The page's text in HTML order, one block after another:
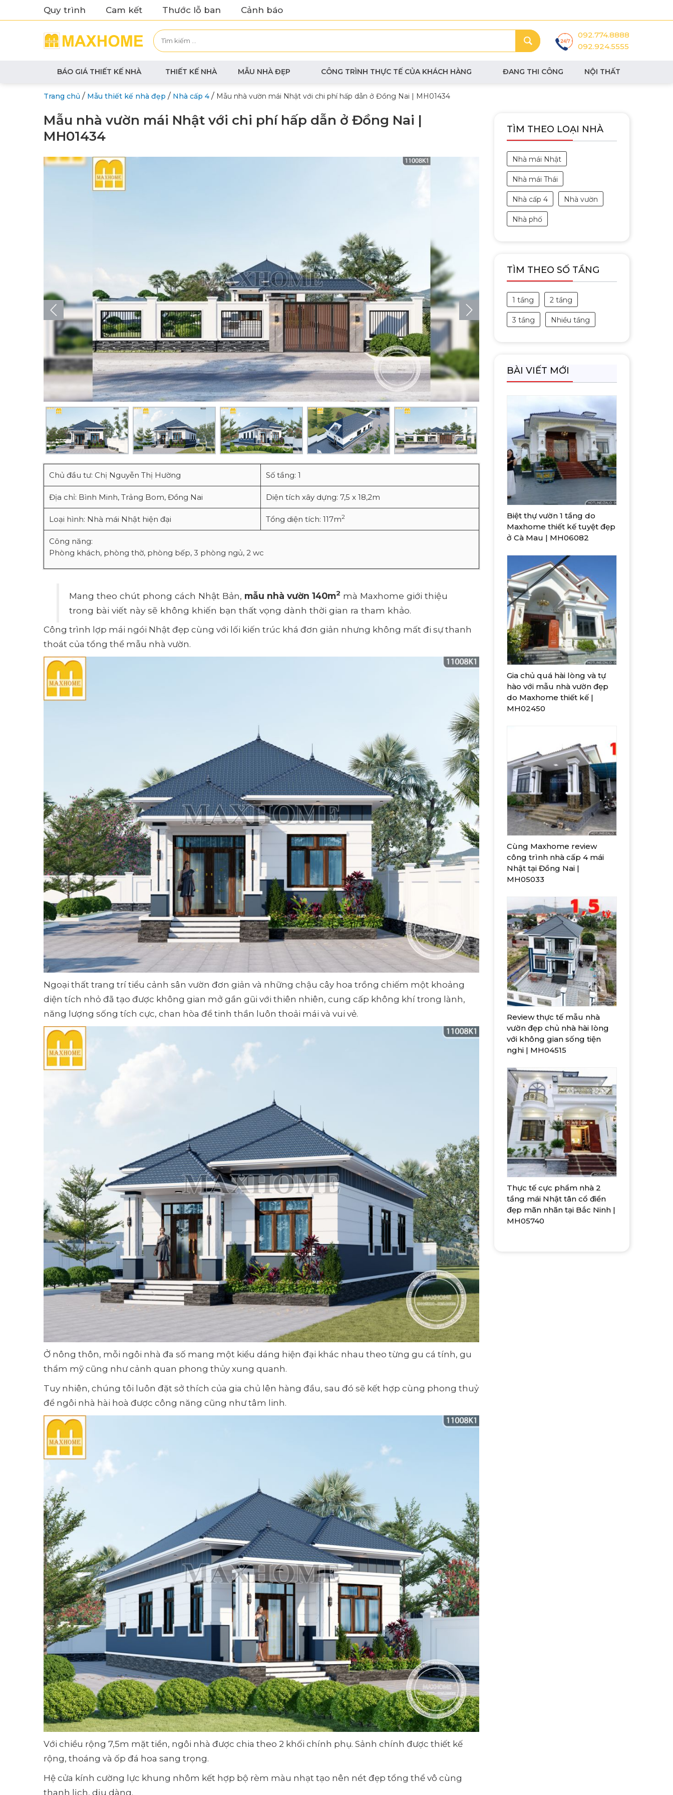
Quy trình Cam kết Thước lỗ ban Cảnh báo
092.774.8888
092.924.5555
BÁO GIÁ THIẾT KẾ NHÀ THIẾT KẾ NHÀ MẪU NHÀ ĐẸP CÔNG TRÌNH THỰC TẾ CỦA KHÁCH HÀNG ĐANG THI CÔNG NỘI THẤT
Trang chủ / Mẫu thiết kế nhà đẹp / Nhà cấp 4 / Mẫu nhà vườn mái Nhật với chi phí hấp dẫn ở Đồng Nai | MH01434
Mẫu nhà vườn mái Nhật với chi phí hấp dẫn ở Đồng Nai |
MH01434
Chủ đầu tư: Chị Nguyễn Thị Hường Số tầng: 1
Địa chỉ: Bình Minh, Trảng Bom, Đồng Nai Diện tích xây dựng: 7,5 x 18,2m
Loại hình: Nhà mái Nhật hiện đại Tổng diện tích: 117m2
Công năng:
Phòng khách, phòng thờ, phòng bếp, 3 phòng ngủ, 2 wc
Mang theo chút phong cách Nhật Bản, mẫu nhà vườn 140m2 mà Maxhome giới thiệu
trong bài viết này sẽ không khiến bạn thất vọng dành thời gian ra tham khảo.
Công trình lợp mái ngói Nhật đẹp cùng với lối kiến trúc khá đơn giản nhưng không mất đi sự thanh
thoát của tổng thể mẫu nhà vườn.
Ngoại thất trang trí tiểu cảnh sân vườn đơn giản và những chậu cây hoa trồng chiếm một khoảng
diện tích nhỏ đã tạo được không gian mở gần gũi với thiên nhiên, cung cấp không khí trong lành,
năng lượng sống tích cực, chan hòa để tinh thần luôn thoải mái và vui vẻ.
Ở nông thôn, mỗi ngôi nhà đa số mang một kiểu dáng hiện đại khác nhau theo từng gu cá tính, gu
thẩm mỹ cũng như cảnh quan phong thủy xung quanh.
Tuy nhiên, chúng tôi luôn đặt sở thích của gia chủ lên hàng đầu, sau đó sẽ kết hợp cùng phong thuỷ
để ngôi nhà hài hoà được công năng cũng như tâm linh.
Với chiều rộng 7,5m mặt tiền, ngôi nhà được chia theo 2 khối chính phụ. Sảnh chính được thiết kế
rộng, thoáng và ốp đá hoa sang trọng.
Hệ cửa kính cường lực khung nhôm kết hợp bộ rèm màu nhạt tạo nên nét đẹp tổng thể vô cùng
thanh lịch, dịu dàng.
TÌM THEO LOẠI NHÀ
Nhà mái Nhật
Nhà mái Thái
Nhà cấp 4 Nhà vườn
Nhà phố
TÌM THEO SỐ TẦNG
1 tầng 2 tầng
3 tầng Nhiều tầng
BÀI VIẾT MỚI
Biệt thự vườn 1 tầng do
Maxhome thiết kế tuyệt đẹp
ở Cà Mau | MH06082
Gia chủ quá hài lòng và tự
hào với mẫu nhà vườn đẹp
do Maxhome thiết kế |
MH02450
Cùng Maxhome review
công trình nhà cấp 4 mái
Nhật tại Đồng Nai |
MH05033
Review thực tế mẫu nhà
vườn đẹp chủ nhà hài lòng
với không gian sống tiện
nghi | MH04515
Thực tế cực phẩm nhà 2
tầng mái Nhật tân cổ điển
đẹp mãn nhãn tại Bắc Ninh |
MH05740